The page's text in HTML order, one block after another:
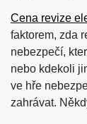
Cena revize
faktorem, zda
nebezpečí,
nebo kdekoli
ve hře
zahrávat.